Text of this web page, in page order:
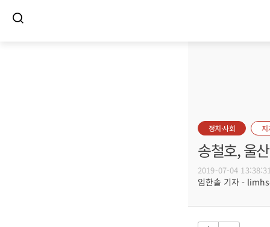
정치·사회 지
송철호, 울
2019-07-04
임한솔 기자 -